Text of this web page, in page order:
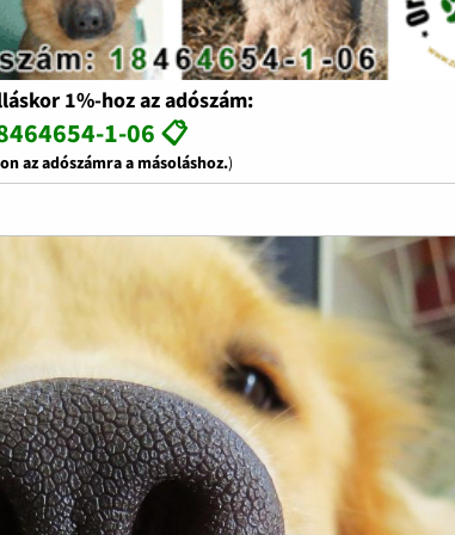
1%-hoz az adószám:
1-06 📋
az adószámra a másoláshoz.)